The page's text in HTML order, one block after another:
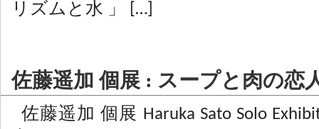
リズムと水 」 […]
佐藤遥加 個展 : スープと肉の恋
佐藤遥加 個展 Haruka Sato Solo